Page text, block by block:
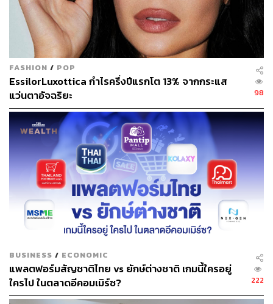
ที่สำคัญ ปัจจุบันยังมีการนำระบบไบโอเมตริก 3 รูปแบบใน
การตรวจจับกล้ามเนื้อบนใบหน้า, เส้นเลือดบนใบหน้า และ
เส้นเลือดในตาขาวมาใช้ยืนยันตัวบุคคลเพื่อความปลอดภัย
ของผู้ใช้งานอีกด้วย
นี่คือหลักฐานที่ยืนยันภาพความเป็น Global Lifestyle Super
Application ของ Alipay ในปัจจุบันได้เป็นอย่างดี
FASHION / POP
EssilorLuxottica กำไรครึ่งปีแรกโต 13% จากกระแส
แว่นตาอัจฉริยะ
98
BUSINESS / ECONOMIC
แพลตฟอร์มสัญชาติไทย vs ยักษ์ต่างชาติ เกมนี้ใครอยู่
ใครไป ในตลาดอีคอมเมิร์ซ?
222